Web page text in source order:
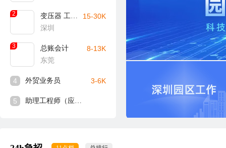
2
变压器 工艺工程师
深圳
15-30K
3
总账会计
东莞
8-13K
4 外贸业务员 3-6K
5 助理工程师（应届生可入）